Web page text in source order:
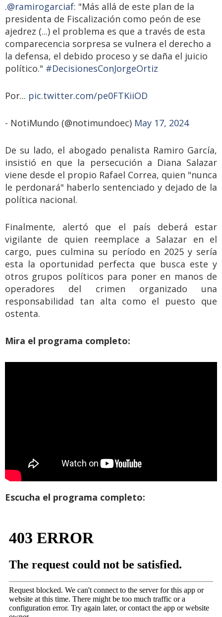
.@ramirogarciaf: "Más allá de este plan de la
presidenta de Fiscalización como peón de ese
ajedrez (...) el problema es que a través de esta
comparecencia sorpresa se vulnera el derecho a
la defensa, el debido proceso y se daña el juicio
político." #DecisionesConJorgeOrtiz
Por... pic.twitter.com/pe0FTKiiOD
- NotiMundo (@notimundoec) May 17, 2024
De su lado, el abogado penalista Ramiro García,
insistió en que la persecución a Diana Salazar
viene desde el propio Rafael Correa, quien "nunca
le perdonará" haberlo sentenciado y dejado de la
política nacional.
Finalmente, alertó que el país deberá estar
vigilante de quien reemplace a Salazar en el
cargo, pues culmina su período en 2025 y sería
esta la oportunidad perfecta que busca este y
otros grupos políticos para poner en manos de
operadores del crimen organizado una
responsabilidad tan alta como el puesto que
ostenta.
Mira el programa completo:
Escucha el programa completo: